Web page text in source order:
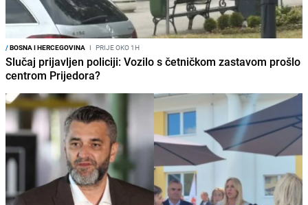
/BOSNA I HERCEGOVINA I PRIJE OKO 1H
Slučaj prijavljen policiji: Vozilo s četničkom zastavom prošlo
centrom Prijedora?